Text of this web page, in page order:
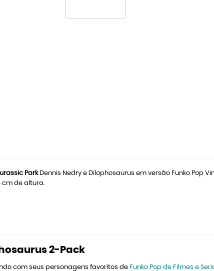
ParkDennis Nedry e Dilophosaurus em versão Funko Pop
cm de altura.
2-Pack
com seus personagens favoritos de Funko Pop de Filmes e